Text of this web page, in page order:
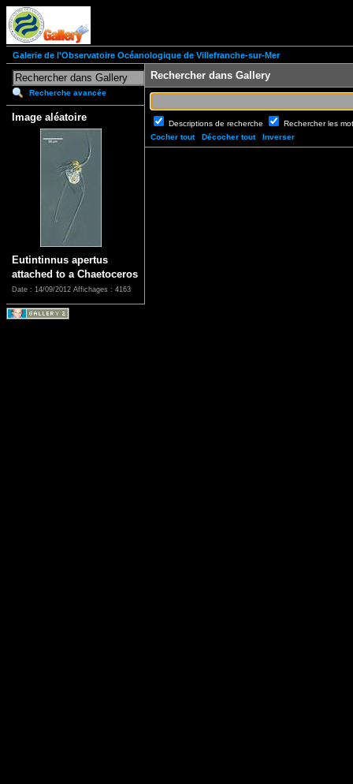
Galerie de l'Observatoire Océanologique de Villefranche-sur-Mer
Recherche avancée
Image aléatoire
Eutintinnus apertus
attached to a Chaetoceros
Date : 14/09/2012 Affichages : 4163
Rechercher dans Gallery
Descriptions de recherche
Rechercher les
Cocher tout
Décocher tout Inverser